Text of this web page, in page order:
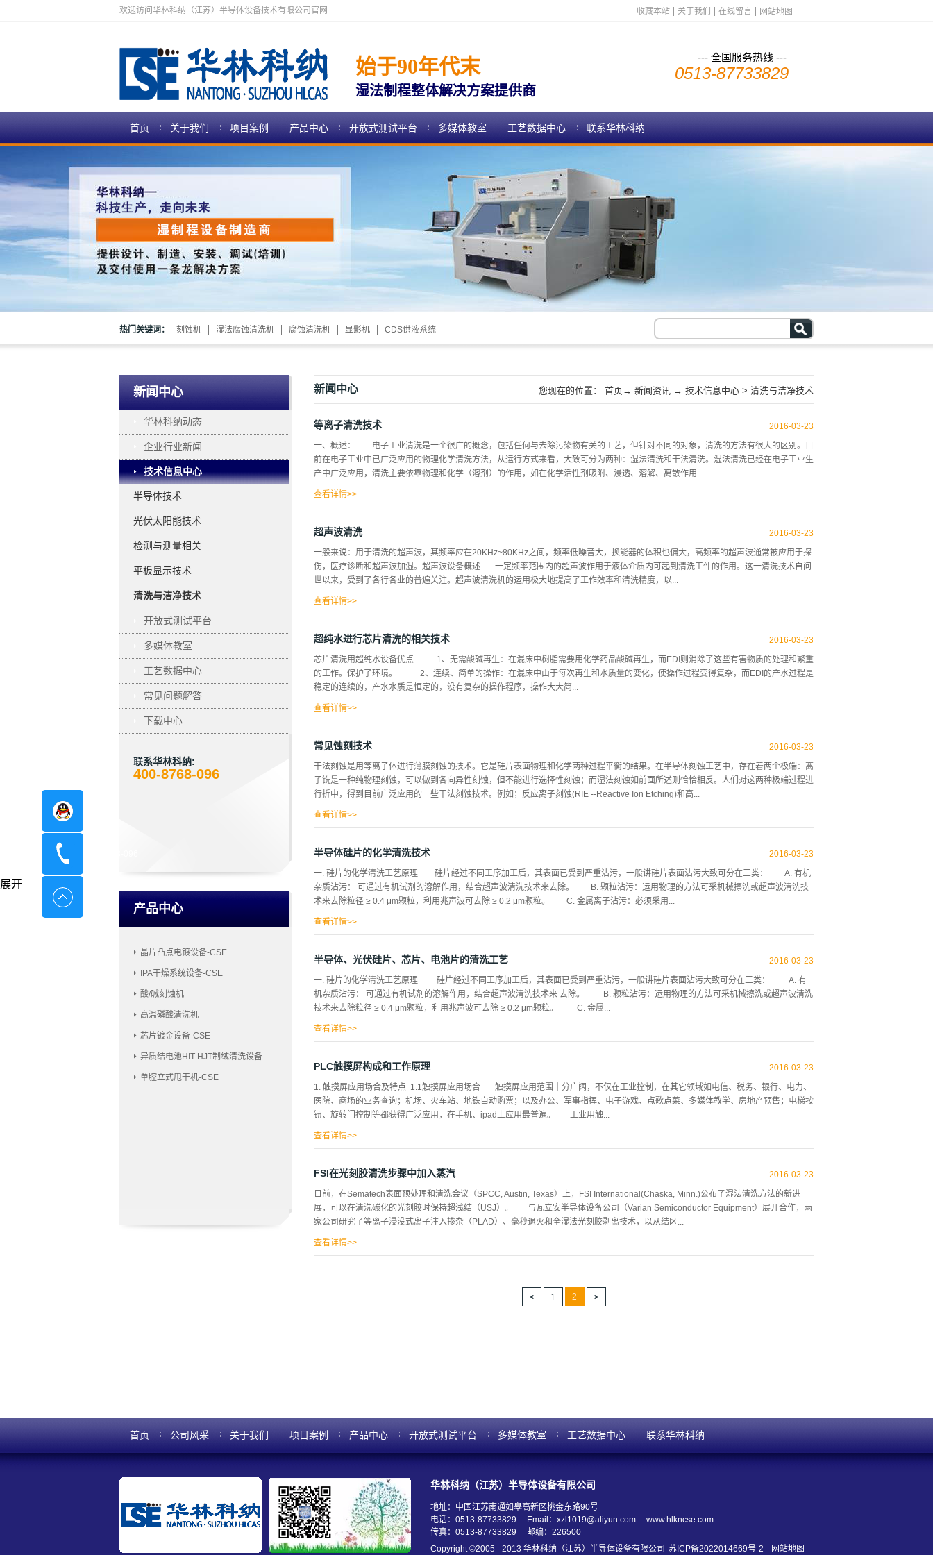
欢迎访问华林科纳（江苏）半导体设备技术有限公司官网 收藏本站 关于我们 在线留言 网站地图
始于90年代末
湿法制程整体解决方案提供商
--- 全国服务热线 ---
0513-87733829
首页 关于我们 项目案例 产品中心 开放式测试平台 多媒体教室 工艺数据中心 联系华林科纳
热门关键词： 刻蚀机 湿法腐蚀清洗机 腐蚀清洗机 显影机 CDS供液系统
新闻中心
华林科纳动态
企业行业新闻
技术信息中心
半导体技术
光伏太阳能技术
检测与测量相关
平板显示技术
清洗与洁净技术
开放式测试平台
多媒体教室
工艺数据中心
常见问题解答
下载中心
联系华林科纳:
400-8768-096
产品中心
晶片凸点电镀设备-CSE
IPA干燥系统设备-CSE
酸/碱刻蚀机
高温磷酸清洗机
芯片镀金设备-CSE
异质结电池HIT HJT制绒清洗设备
单腔立式甩干机-CSE
新闻中心 您现在的位置： 首页→ 新闻资讯 → 技术信息中心 > 清洗与洁净技术
等离子清洗技术
一、概述： 电子工业清洗是一个很广的概念，包括任何与去除污染物有关的工艺，但针对不同的对象，清洗的方法有很大的区别。目
前在电子工业中已广泛应用的物理化学清洗方法，从运行方式来看，大致可分为两种：湿法清洗和干法清洗。湿法清洗已经在电子工业生
产中广泛应用，清洗主要依靠物理和化学（溶剂）的作用，如在化学活性剂吸附、浸透、溶解、离散作用...
别。CFC清洗在过去的清洗工艺中，从清洗效力及后续工序上都占有很重要的地位，但由于其损耗大气臭氧层，而被限制使用。对于替
人员劳动保护方面的较高投入，特别是在电子组装技术，精密机械制造的进一步发展，对清洗技术提出越来越高的要求。环境污染控制也
使得湿法清洗的费用日益增加。相对而言，干法清洗在这些方面有较大优势，特别是以等离子清洗技术为主的清洗技术已逐步在半导体、
电子组装、精密机械等行业开始应用。因此，有必要了解等离子清洗的机理及其应用工艺。二、等离子体清洗机理 等离子体是正离子
和电子的密度大致相等的电离气体。由离子、电子、自由激进分子、光子以及中性粒子组成。是物质的第四态。 通常情况下，人们普
遍认为的物质有三态：固态、液态...
2016-03-23
查看详情>>
超声波清洗
一般来说：用于清洗的超声波，其频率应在20KHz~80KHz之间，频率低噪音大，换能器的体积也偏大，高频率的超声波通常被应用于探
伤，医疗诊断和超声波加湿。超声波设备概述 一定频率范围内的超声波作用于液体介质内可起到清洗工件的作用。这一清洗技术自问
世以来，受到了各行各业的普遍关注。超声波清洗机的运用极大地提高了工作效率和清洗精度，以...
术的日新月异，超声波清洗机也同我们日常生活离不开的收音机一样，经过了几代的演变，技术更加先进，效果更加显著，同样，它的价
锈钢制成，可安装加热及控温装置。 2、换能器（超声波发生器）：将电能转换成机械能，压电陶瓷换能器，频率、功率视具体机
型。 3、电源：为换能器提供所需电能，逆变电源，进口IGBT元件，安装过流保护线路。 换能器将高频电能转换成机械能之后，会产
生振幅极小的高频震动并传播到清洗槽内的溶液...
2016-03-23
查看详情>>
超纯水进行芯片清洗的相关技术
芯片清洗用超纯水设备优点 1、无需酸碱再生：在混床中树脂需要用化学药品酸碱再生，而EDI则消除了这些有害物质的处理和繁重
的工作。保护了环境。 2、连续、简单的操作：在混床中由于每次再生和水质量的变化，使操作过程变得复杂，而EDI的产水过程是
稳定的连续的，产水水质是恒定的，没有复杂的操作程序，操作大大简...
的构造。模块化的设计，使EDI在生产工作时能方便维护。 芯片清洗用超纯水设备的工艺流程 1、采用离子交换方式，其流程如
器→用水点。 &...
2016-03-23
查看详情>>
常见蚀刻技术
干法刻蚀是用等离子体进行薄膜刻蚀的技术。它是硅片表面物理和化学两种过程平衡的结果。在半导体刻蚀工艺中，存在着两个极端：离
子铣是一种纯物理刻蚀，可以做到各向异性刻蚀，但不能进行选择性刻蚀；而湿法刻蚀如前面所述则恰恰相反。人们对这两种极端过程进
行折中，得到目前广泛应用的一些干法刻蚀技术。例如；反应离子刻蚀(RIE --Reactive Ion Etching)和高...
双重作用刻蚀。具有溅射刻蚀和等离子刻蚀两者的优点，同时兼有各向异性和选择性好的优点。目前，RIE已成为VLSI工艺中用最广泛的
蚀速度不相同。湿法刻蚀是各向同性的刻蚀方法，利用化学反应过程去除待刻蚀区域的薄膜材料。通常，氮化硅、多晶硅、金属以及合金
材料采用干法刻蚀技术，二氧化硅采用湿法刻蚀技术，有时金属铝也采用湿法刻蚀技术。通过刻蚀，或者是形成了图形线条，如多晶硅
条、铝条等，或者是裸露了硅本体，为将来的选择掺杂确定了掺杂的窗口。
2016-03-23
查看详情>>
半导体硅片的化学清洗技术
一. 硅片的化学清洗工艺原理 硅片经过不同工序加工后，其表面已受到严重沾污，一般讲硅片表面沾污大致可分在三类： A. 有机
杂质沾污： 可通过有机试剂的溶解作用，结合超声波清洗技术来去除。 B. 颗粒沾污：运用物理的方法可采机械擦洗或超声波清洗技
术来去除粒径 ≥ 0.4 μm颗粒，利用兆声波可去除 ≥ 0.2 μm颗粒。 C. 金属离子沾污：必须采用...
另一类是带正电的金属离子得到电子后面附着（尤如“电镀”）到硅片表面。 硅抛光片的化学清洗目的就在于要去除这种沾污，一般可按
面。 b. 用无害的小直径强正离子（如H+）来替代吸附在硅片表面的金属离子，使之溶解于清洗液中。 c. 用大量去离水进行
超声波清洗，以排除溶液中的金属离子。 自1970年美国RCA实验室提出的浸泡式RCA化学清洗工艺得到了广泛应用，1978年RCA
实验室又推出兆声清洗工艺，近几年来以RCA...
2016-03-23
查看详情>>
半导体、光伏硅片、芯片、电池片的清洗工艺
一. 硅片的化学清洗工艺原理 硅片经过不同工序加工后，其表面已受到严重沾污，一般讲硅片表面沾污大致可分在三类： A. 有
机杂质沾污： 可通过有机试剂的溶解作用，结合超声波清洗技术来 去除。 B. 颗粒沾污：运用物理的方法可采机械擦洗或超声波清洗
技术来去除粒径 ≥ 0.4 μm颗粒，利用兆声波可去除 ≥ 0.2 μm颗粒。 C. 金属...
硅片表面。 b. 另一类是带正电的金属离子得到电子后面附着（尤如“电镀”）到硅片表面。 硅抛光片的化学清洗目的就在于要去除
或吸附在硅片表面。 B. 用无害的小直径强正离子（如H+）来替代吸附在硅片表面的金属离子，使之溶解于清洗液中。 C. 用大
量去离水进行超声波清洗，以排除溶液...
2016-03-23
查看详情>>
PLC触摸屏构成和工作原理
1. 触摸屏应用场合及特点 1.1触摸屏应用场合 触摸屏应用范围十分广阔，不仅在工业控制，在其它领域如电信、税务、银行、电力、
医院、商场的业务查询；机场、火车站、地铁自动购票；以及办公、军事指挥、电子游戏、点歌点菜、多媒体教学、房地产预售；电梯按
钮、旋转门控制等都获得广泛应用，在手机、ipad上应用最普遍。 工业用触...
机械老化，接触不良，提高系统可靠性。还可通过设置参数，显示数据，以曲线或动画等形式描绘和监控多种被控设备的工作状态和运行
地位。 1.2 触摸屏基本工作原理 触摸屏设备由触摸检测装置和触摸屏控制器构成，其中触摸检测装置安装在显示屏幕前面，用于检
测触摸面上用户触摸点的位置，并将检...
2016-03-23
查看详情>>
FSI在光刻胶清洗步骤中加入蒸汽
日前，在Sematech表面预处理和清洗会议（SPCC, Austin, Texas）上，FSI International(Chaska, Minn.)公布了湿法清洗方法的新进
展，可以在清洗碳化的光刻胶时保持超浅结（USJ）。 与瓦立安半导体设备公司（Varian Semiconductor Equipment）展开合作，两
家公司研究了等离子浸没式离子注入掺杂（PLAD）、毫秒退火和全湿法光刻胶剥离技术，以从结区...
入后光刻胶的最大清洗挑战。无定形碳是“最困难的挑战，”Butterbaugh说，并补充“任何正在开发注入后光刻胶去除工艺的人，都必须确
保去掉光刻胶，尤其是在边缘部分。你必须要移出所有的残余光刻胶。” 去除碳化的光刻胶，使得FSI的化...
2016-03-23
查看详情>>
1 2
首页 公司风采 关于我们 项目案例 产品中心 开放式测试平台 多媒体教室 工艺数据中心 联系华林科纳
Copyright ©2005 - 2013 华林科纳（江苏）半导体设备有限公司 苏ICP备2022014669号-2 网站地图
华林科纳（江苏）半导体设备有限公司
地址：中国江苏南通如皋高新区桃金东路90号
电话：0513-87733829
Email：xzl1019@aliyun.com
www.hlkncse.com
传真：0513-87733829
邮编：226500
在线咨询
展开